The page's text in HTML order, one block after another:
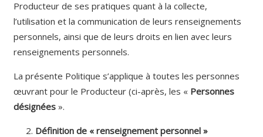
Producteur de ses pratiques quant à la collecte,
l’utilisation et la communication de leurs renseignements
personnels, ainsi que de leurs droits en lien avec leurs
renseignements personnels.
La présente Politique s’applique à toutes les personnes
œuvrant pour le Producteur (ci-après, les « Personnes
désignées».
Définition de « renseignement personnel »